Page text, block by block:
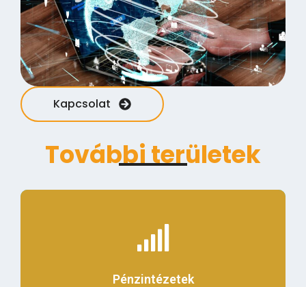
Kapcsolat
További területek
Pénzintézetek